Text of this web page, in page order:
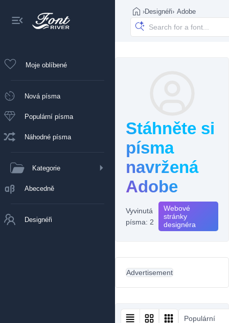
Moje oblíbené
Nová písma
Populární písma
Náhodné písma
Kategorie
Abecedně
Designéři
›Designéři› Adobe
Stáhněte si
písma
navržená
Adobe
Vyvinutá
písma: 2
Webové
stránky
designéra
Advertisement
Populární